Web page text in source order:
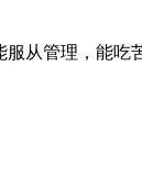
从管理，能